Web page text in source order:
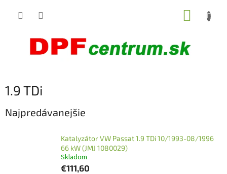
1.9 TDi
Najpredávanejšie
Katalyzátor VW Passat 1.9 TDi 10/1993-08/1996
66 kW (JMJ 1080029)
Skladom
€111,60